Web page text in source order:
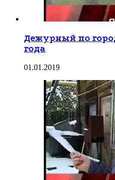
Дежурный по
года
01.01.2019